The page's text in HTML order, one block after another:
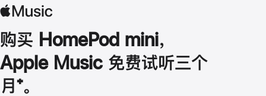
购买 HomePod mini，
Apple Music 免费试听三个
月 脚
⁺。